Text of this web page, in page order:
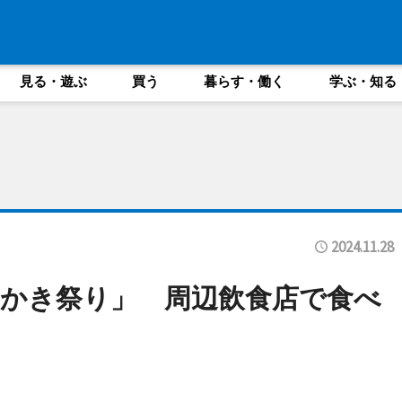
見る・遊ぶ 買う 暮らす・働く 学ぶ・知る
2024.11.28
き祭り」 周辺飲食店で食べ